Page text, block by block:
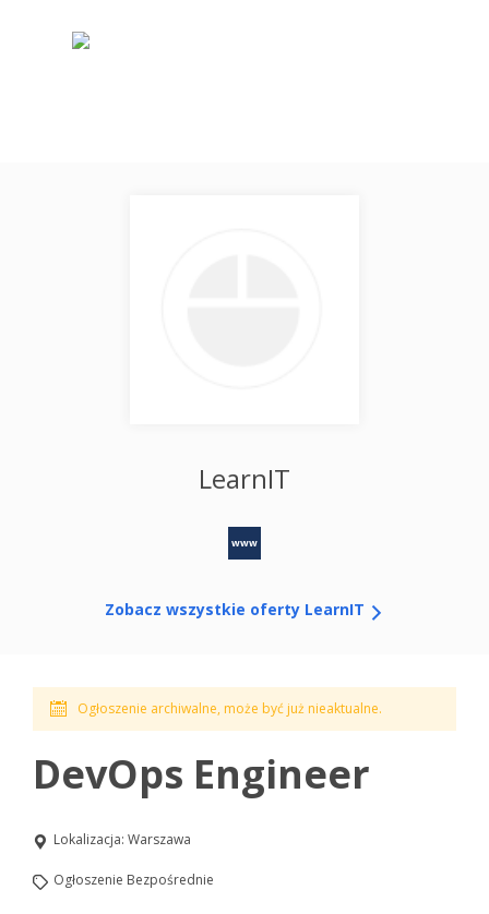
Ogłoszenie archiwalne, może być już nieaktualne.
DevOps Engineer
Lokalizacja: Warszawa
Ogłoszenie Bezpośrednie
LearnIT
www
Zobacz wszystkie oferty LearnIT